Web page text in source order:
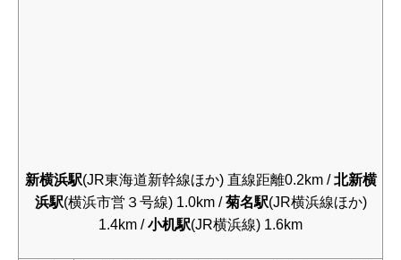
新横浜駅(JR東海道新幹線ほか) 直線距離0.2km /北新横
浜駅(横浜市営３号線) 1.0km /菊名駅(JR横浜線ほか)
1.4km /小机駅(JR横浜線) 1.6km